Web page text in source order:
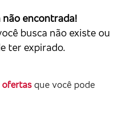
encontrada!
busca não existe ou
ter expirado.
ofertas que você pode